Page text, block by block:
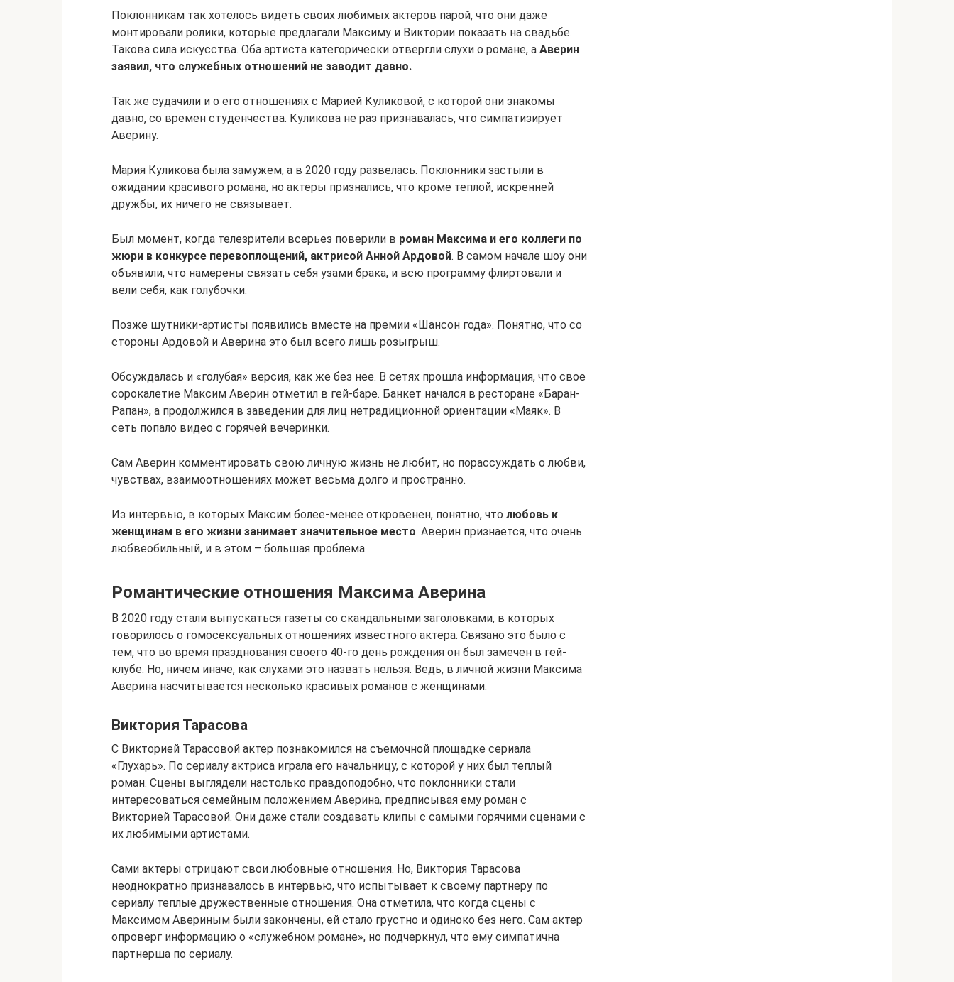
Поклонникам так хотелось видеть своих любимых актеров парой, что они даже
монтировали ролики, которые предлагали Максиму и Виктории показать на свадьбе.
Такова сила искусства. Оба артиста категорически отвергли слухи о романе, а Аверин
заявил, что служебных отношений не заводит давно.
Так же судачили и о его отношениях с Марией Куликовой, с которой они знакомы
давно, со времен студенчества. Куликова не раз признавалась, что симпатизирует
Аверину.
Мария Куликова была замужем, а в 2020 году развелась. Поклонники застыли в
ожидании красивого романа, но актеры признались, что кроме теплой, искренней
дружбы, их ничего не связывает.
Был момент, когда телезрители всерьез поверили в роман Максима и его коллеги по
жюри в конкурсе перевоплощений, актрисой Анной Ардовой. В самом начале шоу они
объявили, что намерены связать себя узами брака, и всю программу флиртовали и
вели себя, как голубочки.
Позже шутники-артисты появились вместе на премии «Шансон года». Понятно, что со
стороны Ардовой и Аверина это был всего лишь розыгрыш.
Обсуждалась и «голубая» версия, как же без нее. В сетях прошла информация, что свое
сорокалетие Максим Аверин отметил в гей-баре. Банкет начался в ресторане «Баран-
Рапан», а продолжился в заведении для лиц нетрадиционной ориентации «Маяк». В
сеть попало видео с горячей вечеринки.
Сам Аверин комментировать свою личную жизнь не любит, но порассуждать о любви,
чувствах, взаимоотношениях может весьма долго и пространно.
Из интервью, в которых Максим более-менее откровенен, понятно, что любовь к
женщинам в его жизни занимает значительное место. Аверин признается, что очень
любвеобильный, и в этом – большая проблема.
Романтические отношения Максима Аверина
В 2020 году стали выпускаться газеты со скандальными заголовками, в которых
говорилось о гомосексуальных отношениях известного актера. Связано это было с
тем, что во время празднования своего 40-го день рождения он был замечен в гей-
клубе. Но, ничем иначе, как слухами это назвать нельзя. Ведь, в личной жизни Максима
Аверина насчитывается несколько красивых романов с женщинами.
Виктория Тарасова
С Викторией Тарасовой актер познакомился на съемочной площадке сериала
«Глухарь». По сериалу актриса играла его начальницу, с которой у них был теплый
роман. Сцены выглядели настолько правдоподобно, что поклонники стали
интересоваться семейным положением Аверина, предписывая ему роман с
Викторией Тарасовой. Они даже стали создавать клипы с самыми горячими сценами с
их любимыми артистами.
Сами актеры отрицают свои любовные отношения. Но, Виктория Тарасова
неоднократно признавалось в интервью, что испытывает к своему партнеру по
сериалу теплые дружественные отношения. Она отметила, что когда сцены с
Максимом Авериным были закончены, ей стало грустно и одиноко без него. Сам актер
опроверг информацию о «служебном романе», но подчеркнул, что ему симпатична
партнерша по сериалу.